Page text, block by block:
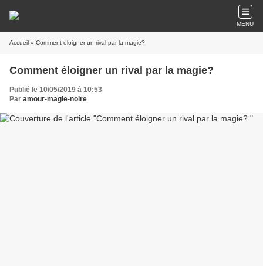
MENU
Accueil » Comment éloigner un rival par la magie?
Comment éloigner un rival par la magie?
Publié le 10/05/2019 à 10:53
Par amour-magie-noire